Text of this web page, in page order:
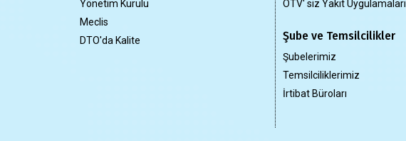
Yönetim Kurulu
Meclis
DTO'da Kalite
ÖTV' siz Yakıt Uygulamaları
Şube ve Temsilcilikler
Şubelerimiz
Temsilciliklerimiz
İrtibat Büroları